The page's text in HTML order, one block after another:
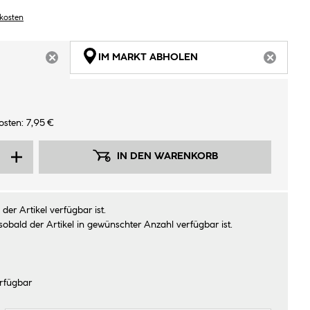
ARTIKEL NICHT VERFÜGBAR
IM MARKT ABHOLEN
7,95 €
IN DEN WARENKORB
der Artikel verfügbar ist.
der Artikel in gewünschter Anzahl verfügbar ist.